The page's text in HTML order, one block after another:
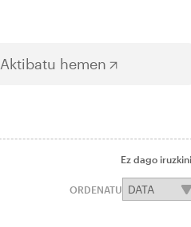
Aktibatu hemen
Ez dago
ORDENATU